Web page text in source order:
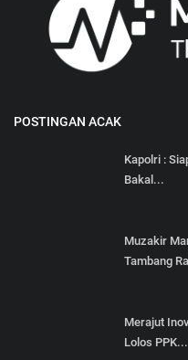
POSTINGAN ACAK
Kapolri :
Bakal...
Muzakir
Tambang
Merajut
Lolos PPK...